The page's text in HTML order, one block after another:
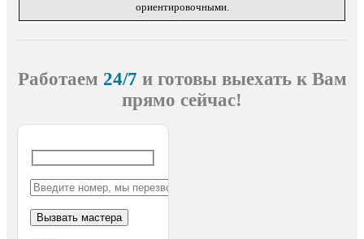
ориентировочными.
Работаем 24/7 и готовы выехать к Вам
прямо сейчас!